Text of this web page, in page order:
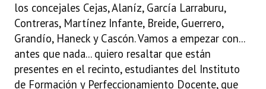
Comunicaciones
Declaraciones
Resoluciones
los concejales Cejas, Alaníz, García Larraburu,
Contreras, Martínez Infante, Breide, Guerrero,
Grandío, Haneck y Cascón. Vamos a empezar con...
antes que nada... quiero resaltar que están
presentes en el recinto, estudiantes del Instituto
de Formación y Perfeccionamiento Docente, que